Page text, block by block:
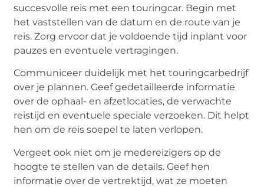
succesvolle reis met een touringcar. Begin met
het vaststellen van de datum en de route van je
reis. Zorg ervoor dat je voldoende tijd inplant voor
pauzes en eventuele vertragingen.
Communiceer duidelijk met het touringcarbedrijf
over je plannen. Geef gedetailleerde informatie
over de ophaal- en afzetlocaties, de verwachte
reistijd en eventuele speciale verzoeken. Dit helpt
hen om de reis soepel te laten verlopen.
Vergeet ook niet om je medereizigers op de
hoogte te stellen van de details. Geef hen
informatie over de vertrektijd, wat ze moeten